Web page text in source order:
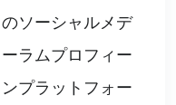
ソーシャルメデ
ラムプロフィー
プラットフォー